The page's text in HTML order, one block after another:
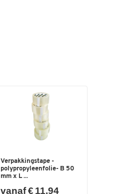
Verpakkingstape -
polypropyleenfolie- B 50
mm x L ...
vanaf € 11,94